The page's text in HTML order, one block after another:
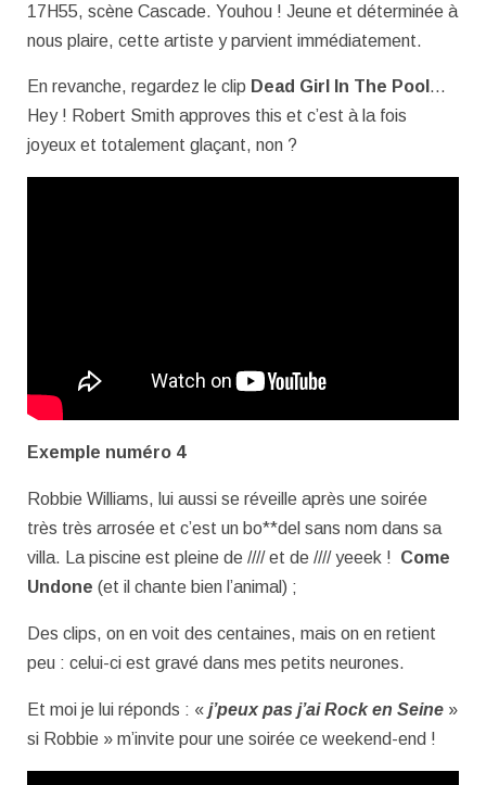
17H55, scène Cascade. Youhou ! Jeune et déterminée à
nous plaire, cette artiste y parvient immédiatement.
En revanche, regardez le clip Dead Girl In The Pool …
Hey ! Robert Smith approves this et c’est à la fois
joyeux et totalement glaçant, non ?
Exemple numéro 4
Robbie Williams, lui aussi se réveille après une soirée
très très arrosée et c’est un bo**del sans nom dans sa
villa. La piscine est pleine de //// et de //// yeeek ! Come
Undone (et il chante bien l’animal) ;
Des clips, on en voit des centaines, mais on en retient
peu : celui-ci est gravé dans mes petits neurones.
Et moi je lui réponds : « j’peux pas j’ai Rock en Seine »
si Robbie » m’invite pour une soirée ce weekend-end !